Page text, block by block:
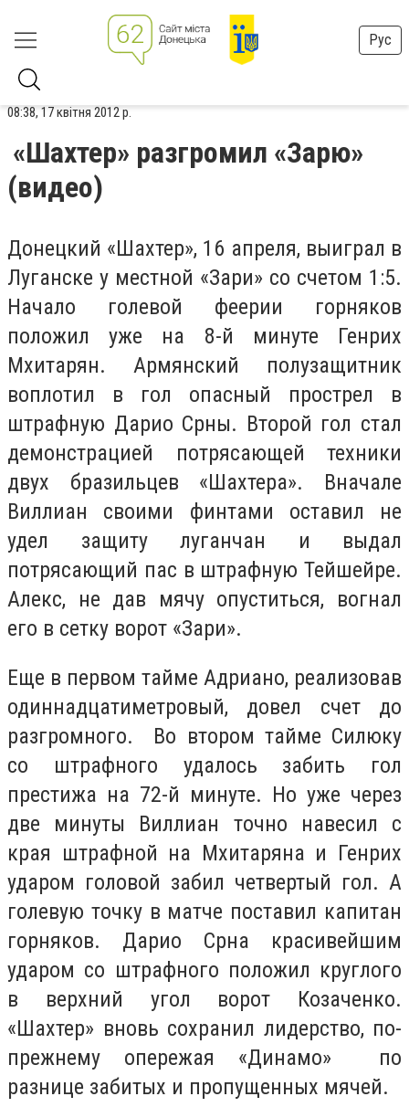
Рус
08:38, 17 квітня 2012 р.
«Шахтер» разгромил «Зарю»
(видео)
Донецкий «Шахтер», 16 апреля, выиграл в
Луганске у местной «Зари» со счетом 1:5.
Начало голевой феерии горняков
положил уже на 8-й минуте Генрих
Мхитарян. Армянский полузащитник
воплотил в гол опасный прострел в
штрафную Дарио Срны. Второй гол стал
демонстрацией потрясающей техники
двух бразильцев «Шахтера». Вначале
Виллиан своими финтами оставил не
удел защиту луганчан и выдал
потрясающий пас в штрафную Тейшейре.
Алекс, не дав мячу опуститься, вогнал
его в сетку ворот «Зари».
Еще в первом тайме Адриано, реализовав
одиннадцатиметровый, довел счет до
разгромного. Во втором тайме Силюку
со штрафного удалось забить гол
престижа на 72-й минуте. Но уже через
две минуты Виллиан точно навесил с
края штрафной на Мхитаряна и Генрих
ударом головой забил четвертый гол. А
голевую точку в матче поставил капитан
горняков. Дарио Срна красивейшим
ударом со штрафного положил круглого
в верхний угол ворот Козаченко.
«Шахтер» вновь сохранил лидерство, по-
прежнему опережая «Динамо» по
разнице забитых и пропущенных мячей.